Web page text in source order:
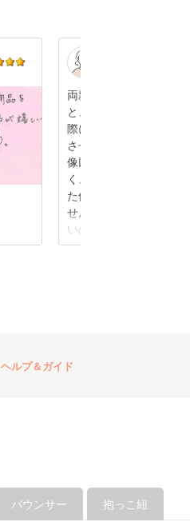
両親に孫の顔を見せよう
と、出産後初めて帰省し
際にベビーカーをレンタ
させていただきました。
像以上に軽くて使いやす
く、小回りもききます。
た使用感も全く感じられ
せんでした。旧型だから
いのかと思っていました
（あまり詳しくないので
せていただきます！
ヘルプ＆ガイド
バウンサー 抱っこ紐